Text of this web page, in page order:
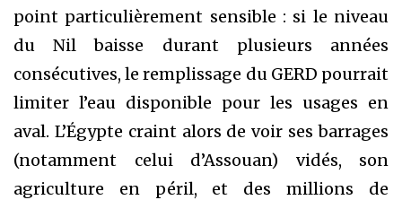
point particulièrement sensible : si le niveau
du Nil baisse durant plusieurs années
consécutives, le remplissage du GERD pourrait
limiter l’eau disponible pour les usages en
aval. L’Égypte craint alors de voir ses barrages
(notamment celui d’Assouan) vidés, son
agriculture en péril, et des millions de